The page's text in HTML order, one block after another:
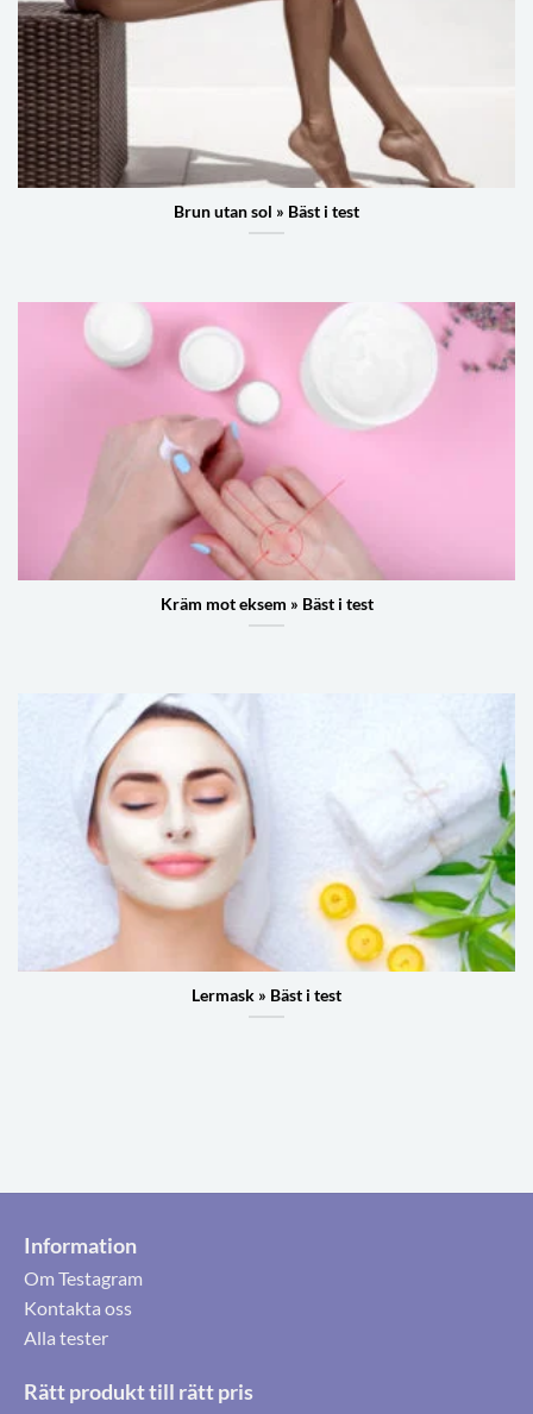
Brun utan sol » Bäst i test
Kräm mot eksem » Bäst i test
Lermask » Bäst i test
Information
Om Testagram
Kontakta oss
Alla tester
Rätt produkt till rätt pris